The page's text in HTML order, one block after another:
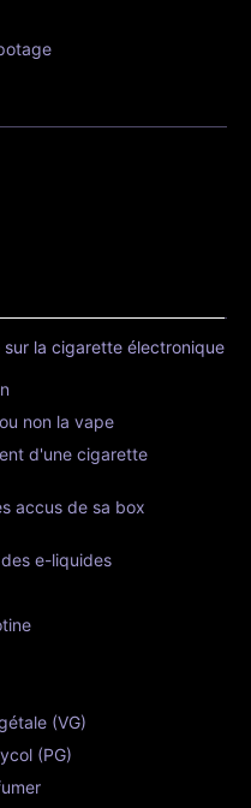
la cigarette électronique
non la vape
d'une cigarette
accus de sa box
e-liquides
(VG)
(PG)